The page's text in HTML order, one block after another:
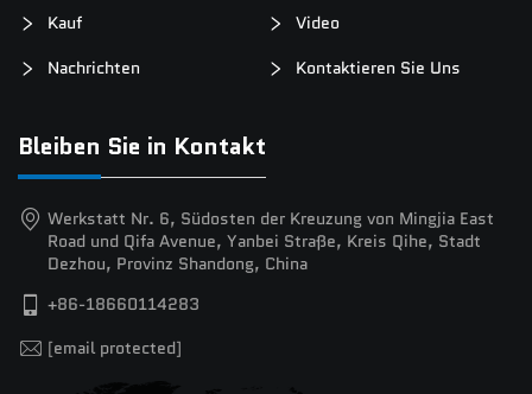
Kauf
Video
Nachrichten
Kontaktieren Sie Uns
Bleiben Sie in Kontakt
Werkstatt Nr. 6, Südosten der Kreuzung von Mingjia East
Road und Qifa Avenue, Yanbei Straße, Kreis Qihe, Stadt
Dezhou, Provinz Shandong, China
+86-18660114283
[email protected]